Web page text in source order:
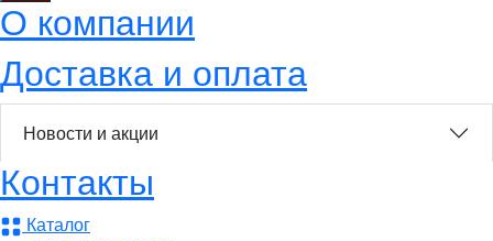
О компании
Доставка и оплата
Новости и акции
Контакты
Каталог